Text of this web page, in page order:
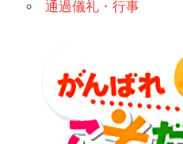
通過儀礼・行事